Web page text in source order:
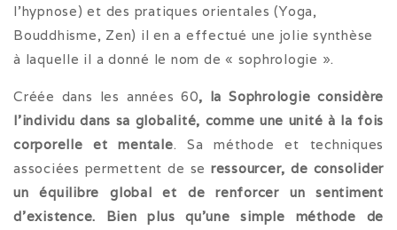
l’hypnose) et des pratiques orientales (Yoga,
Bouddhisme, Zen) il en a effectué une jolie synthèse
à laquelle il a donné le nom de « sophrologie ».
Créée dans les années 60, la Sophrologie considère
l’individu dans sa globalité, comme une unité à la fois
corporelle et mentale. Sa méthode et techniques
associées permettent de se ressourcer, de consolider
un équilibre global et de renforcer un sentiment
d’existence. Bien plus qu’une simple méthode de